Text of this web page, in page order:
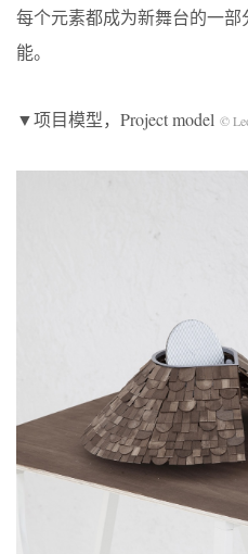
每个元素都成为新舞台的一
能。
▼项目模型，Project model ©